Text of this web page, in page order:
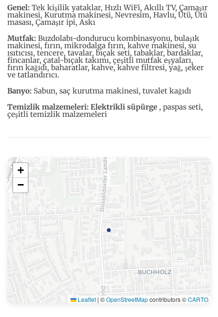
Genel: Tek kişilik yataklar, Hızlı WiFi, Akıllı TV, Çamaşır
makinesi, Kurutma makinesi, Nevresim, Havlu, Ütü, Ütü
masası, Çamaşır ipi, Askı
Mutfak: Buzdolabı-dondurucu kombinasyonu, bulaşık
makinesi, fırın, mikrodalga fırın, kahve makinesi, su
ısıtıcısı, tencere, tavalar, bıçak seti, tabaklar, bardaklar,
fincanlar, çatal-bıçak takımı, çeşitli mutfak eşyaları,
fırın kağıdı, baharatlar, kahve, kahve filtresi, yağ, şeker
ve tatlandırıcı.
Banyo: Sabun, saç kurutma makinesi, tuvalet kağıdı
Temizlik malzemeleri: Elektrikli süpürge , paspas seti,
çeşitli temizlik malzemeleri
+
−
Leaflet | ©OpenStreetMapcontributors ©CARTO